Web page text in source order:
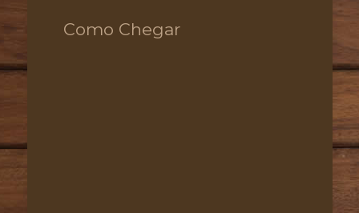
Como Chegar